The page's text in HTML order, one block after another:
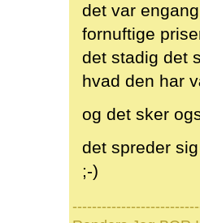
det var
fornuftige
det stadig det
hvad den har
og det sker
det spreder
;-)